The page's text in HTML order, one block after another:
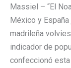
Massiel – “El
México y
madrileña
indicador de
confeccionó